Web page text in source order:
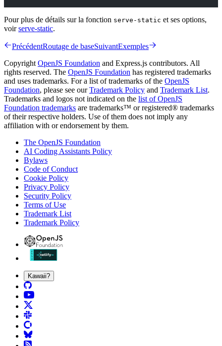
Pour plus de détails sur la fonction serve-static et ses options,
voirserve-static.
PrécédentRoutage de baseSuivantExemples
Copyright OpenJS Foundation and Express.js contributors. All
rights reserved. The OpenJS Foundation has registered trademarks
and uses trademarks. For a list of trademarks of the OpenJS
Foundation, please see ourTrademark Policy and Trademark List.
Trademarks and logos not indicated on the list of OpenJS
Foundation trademarks are trademarks™ or registered® trademarks
of their respective holders. Use of them does not imply any
affiliation with or endorsement by them.
The OpenJS Foundation
AI Coding Assistants Policy
Bylaws
Code of Conduct
Cookie Policy
Privacy Policy
Security Policy
Terms of Use
Trademark List
Trademark Policy
Kawaii?